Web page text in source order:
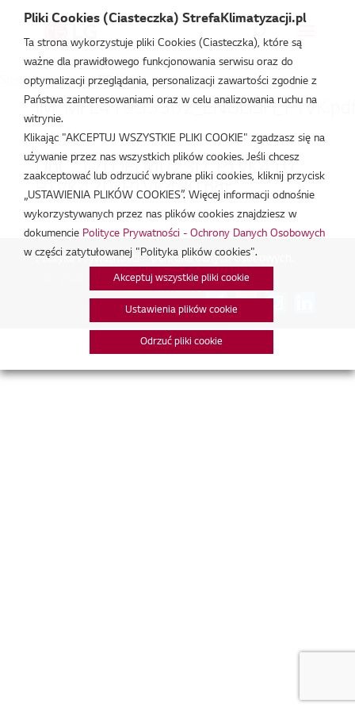
Strefa Klimatyzacji /PTVK420
lut 19, 2026
DoC_17LQEU0023D_PTVK410,
PTVK420, PTVK430.pdf
lut 18, 2026
Polityka Prywatności - Ochrona danych osobowych.
Zarządzaj zgodami na pliki cookie
Połącz:
Pliki Cookies (Ciasteczka) StrefaKlimatyzacji.pl
Ta strona wykorzystuje pliki Cookies (Ciasteczka), które są
ważne dla prawidłowego funkcjonowania serwisu oraz do
optymalizacji przeglądania, personalizacji zawartości zgodnie z
Państwa zainteresowaniami oraz w celu analizowania ruchu na
witrynie.
Klikając "AKCEPTUJ WSZYSTKIE PLIKI COOKIE" zgadzasz się na
używanie przez nas wszystkich plików cookies. Jeśli chcesz
zaakceptować lub odrzucić wybrane pliki cookies, kliknij przycisk
„USTAWIENIA PLIKÓW COOKIES”. Więcej informacji odnośnie
wykorzystywanych przez nas plików cookies znajdziesz w
dokumencie Polityce Prywatności - Ochrony Danych Osobowych
w części zatytułowanej "Polityka plików cookies".
Akceptuj wszystkie pliki cookie
Ustawienia plików cookie
Odrzuć pliki cookie